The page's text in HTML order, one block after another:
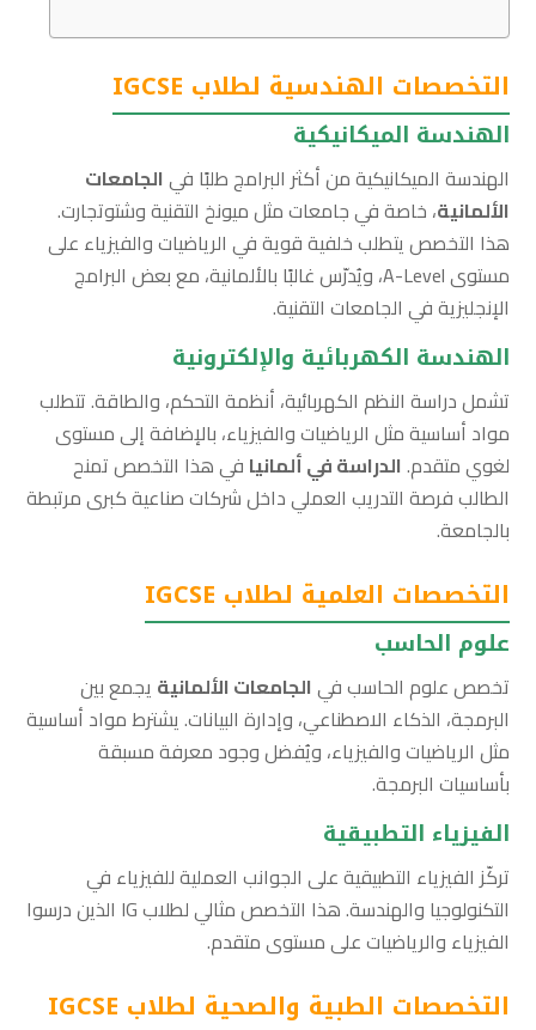
التخصصات الهندسية لطلاب IGCSE
الهندسة الميكانيكية
الهندسة الميكانيكية من أكثر البرامج طلبًا في الجامعات
الألمانية، خاصة في جامعات مثل ميونخ التقنية وشتوتجارت.
هذا التخصص يتطلب خلفية قوية في الرياضيات والفيزياء على
مستوى A-Level، ويُدرّس غالبًا بالألمانية، مع بعض البرامج
الإنجليزية في الجامعات التقنية.
الهندسة الكهربائية والإلكترونية
تشمل دراسة النظم الكهربائية، أنظمة التحكم، والطاقة. تتطلب
مواد أساسية مثل الرياضيات والفيزياء، بالإضافة إلى مستوى
لغوي متقدم. الدراسة في ألمانيا في هذا التخصص تمنح
الطالب فرصة التدريب العملي داخل شركات صناعية كبرى مرتبطة
بالجامعة.
التخصصات العلمية لطلاب IGCSE
علوم الحاسب
تخصص علوم الحاسب في الجامعات الألمانية يجمع بين
البرمجة، الذكاء الاصطناعي، وإدارة البيانات. يشترط مواد أساسية
مثل الرياضيات والفيزياء، ويُفضل وجود معرفة مسبقة
بأساسيات البرمجة.
الفيزياء التطبيقية
تركّز الفيزياء التطبيقية على الجوانب العملية للفيزياء في
التكنولوجيا والهندسة. هذا التخصص مثالي لطلاب IG الذين درسوا
الفيزياء والرياضيات على مستوى متقدم.
التخصصات الطبية والصحية لطلاب IGCSE